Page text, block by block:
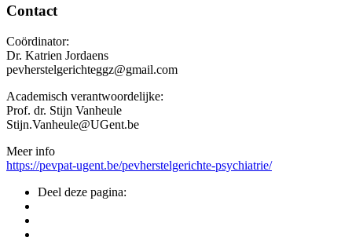
Contact
Coördinator:
Dr. Katrien Jordaens
pevherstelgerichteggz@gmail.com
Academisch verantwoordelijke:
Prof. dr. Stijn Vanheule
Stijn.Vanheule@UGent.be
Meer info
https://pevpat-ugent.be/pevherstelgerichte-psychiatrie/
Deel deze pagina: